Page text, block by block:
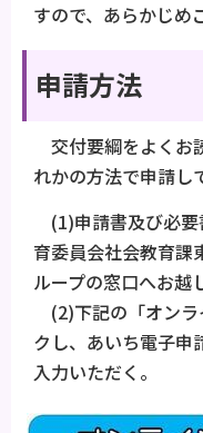
すので、あらかじめ
申請方法
交付要綱をよくお
れかの方法で申請し
(1)申請書及び必要
育委員会社会教育課
ループの窓口へお越
(2)下記の「オンラ
クし、あいち電子申
入力いただく。